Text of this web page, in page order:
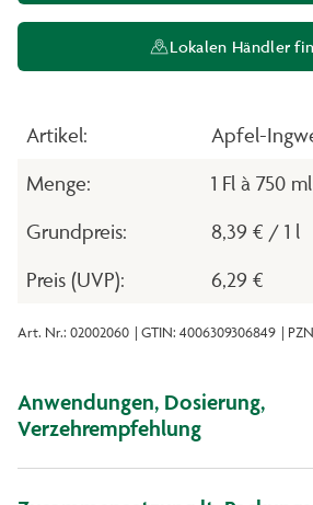
Lokalen Händler
Artikel:
Apfel-
Menge:
1 Fl à 750 ml
Grundpreis:
8,39 € / 1 l
Preis (UVP):
6,29 €
Art. Nr.: 02002060 | GTIN: 4006309306849 |
Anwendungen, Dosierung,
Verzehrempfehlung